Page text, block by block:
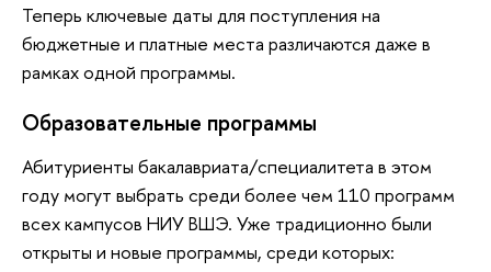
Теперь ключевые даты для поступления на
бюджетные и платные места различаются даже в
рамках одной программы.
Образовательные программы
Абитуриенты бакалавриата/специалитета в этом
году могут выбрать среди более чем 110 программ
всех кампусов НИУ ВШЭ. Уже традиционно были
открыты и новые программы, среди которых: